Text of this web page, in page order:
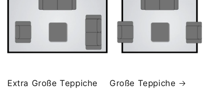
Extra Große Teppiche Große Teppiche